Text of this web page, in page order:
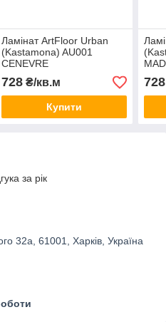
Ламінат ArtFloor Urban
(Kastamona) AU001
CENEVRE
728₴/кв.м
Купити
728
за рік
32а, 61001, Харків, Україна